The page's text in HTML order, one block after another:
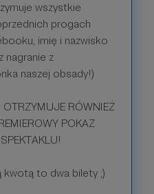
wszystkie
progach
imię i nazwisko
nagranie z
naszej obsady!)
RÓWNIEŻ
POKAZ
kwotą to dwa bilety ;)